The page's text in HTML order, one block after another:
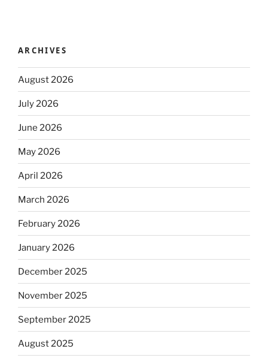
ARCHIVES
August 2026
July 2026
June 2026
May 2026
April 2026
March 2026
February 2026
January 2026
December 2025
November 2025
September 2025
August 2025